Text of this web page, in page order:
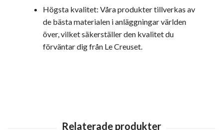
Högsta kvalitet: Våra produkter tillverkas av
de bästa materialen i anläggningar världen
över, vilket säkerställer den kvalitet du
förväntar dig från Le Creuset.